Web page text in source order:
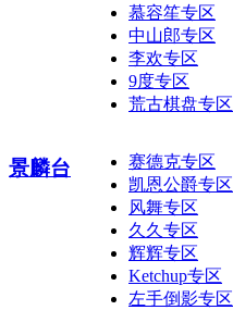
慕容笙专区
中山郎专区
李欢专区
9度专区
荒古棋盘专区
景麟台
赛德克专区
凯恩公爵专区
风舞专区
久久专区
辉辉专区
Ketchup专区
左手倒影专区